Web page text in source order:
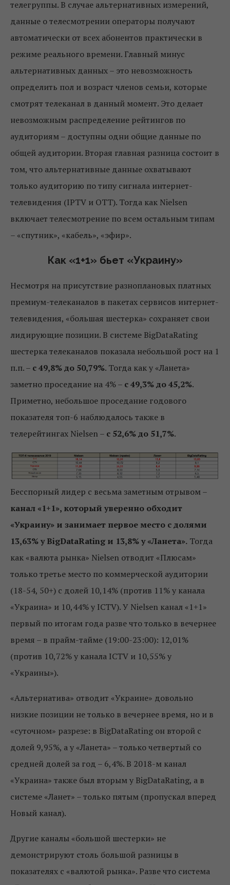
телегруппы. В случае альтернативных измерений,
данные о телесмотрении операторы получают
автоматически от всех абонентов практически в
режиме реального времени. Главный минус
альтернативных данных – это невозможность
определить пол и возраст членов семьи, которые
смотрят телеканал в данный момент. Это делает
невозможным распределение рейтингов по
аудиториям – доступны одни общие данные по
общей аудитории. Вторая главная разница состоит в
том, что альтернативные данные охватывают
только аудиторию по типу сигнала интернет-
телевидения (IPTV и OTT). Тогда как Nielsen
включает телесмотрение по всем остальным типам
– «спутник», «кабель», «эфир».
Как «1+1» бьет «Украину»
Несмотря на присутствие разноплановых платных
премиум-телеканалов в пакетах сервисов интернет-
телевидения, «большая шестерка» сохраняет свои
лидирующие позиции. В системе BigDataRating
шестерка телеканалов показала небольшой рост на 1
п.п. – с 49,8% до 50,79%. Тогда как у «Ланета»
заметно проседание на 4% – с 49,3% до 45,2%.
Приметно, небольшое проседание годового
показателя топ-6 наблюдалось также в
телерейтингах Nielsen – с 52,6% до 51,7%.
Бесспорный лидер с весьма заметным отрывом –
канал «1+1», который уверенно обходит
«Украину» и занимает первое место с долями
13,63% у BigDataRating и 13,8% у «Ланета». Тогда
как «валюта рынка» Nielsen отводит «Плюсам»
только третье место по коммерческой аудитории
(18-54, 50+) с долей 10,14% (против 11% у канала
«Украина» и 10,44% у ICTV). У Nielsen канал «1+1»
первый по итогам года разве что только в вечернее
время – в прайм-тайме (19:00-23:00): 12,01%
(против 10,72% у канала ICTV и 10,55% у
«Украины»).
«Альтернатива» отводит «Украине» довольно
низкие позиции не только в вечернее время, но и в
«суточном» разрезе: в BigDataRating он второй с
долей 9,95%, а у «Ланета» – только четвертый со
средней долей за год – 6,4%. В 2018-м канал
«Украина» также был вторым у BigDataRating, а в
системе «Ланет» – только пятым (пропускал вперед
Новый канал).
Другие каналы «большой шестерки» не
демонстрируют столь большой разницы в
показателях с «валютой рынка». Разве что система